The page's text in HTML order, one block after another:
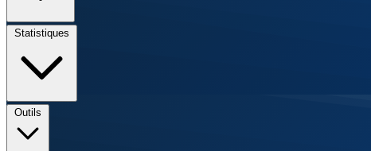
Statistiques
Outils